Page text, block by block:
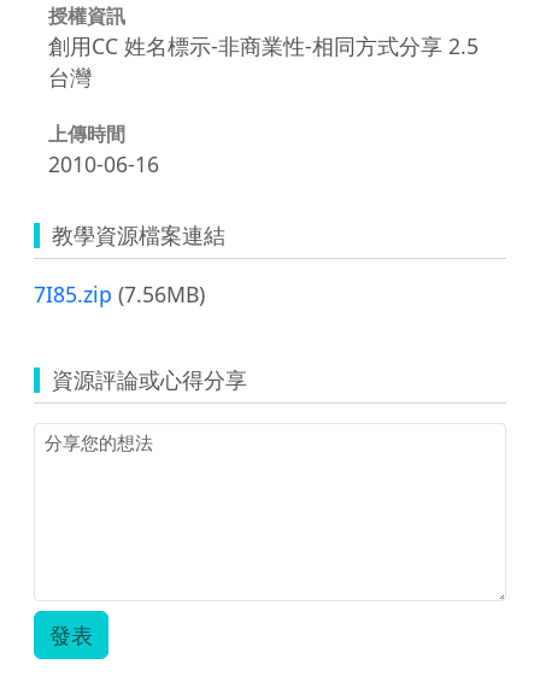
授權資訊
創用CC 姓名標示-非商業性-相同方式分享 2.5
台灣
上傳時間
2010-06-16
教學資源檔案連結
7I85.zip (7.56MB)
資源評論或心得分享
發表